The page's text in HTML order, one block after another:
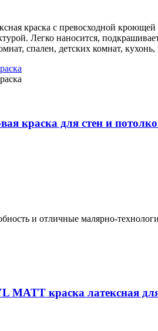
краска с превосходной
Легко наносится,
спален, детских комнат, кухонь,
краска для стен и
и отличные малярно-
краска латексная